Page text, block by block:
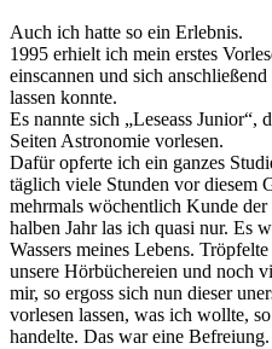
Auch ich hatte so ein Erlebnis.
1995 erhielt ich mein erstes
einscannen und sich
lassen konnte.
Es nannte sich „Leseass Junior“,
Seiten Astronomie vorlesen.
Dafür opferte ich ein ganzes
täglich viele Stunden vor diesem
mehrmals wöchentlich Kunde
halben Jahr las ich quasi nur. Es
Wassers meines Lebens.
unsere Hörbüchereien und noch
mir, so ergoss sich nun dieser
vorlesen lassen, was ich wollte,
handelte. Das war eine Befreiung.